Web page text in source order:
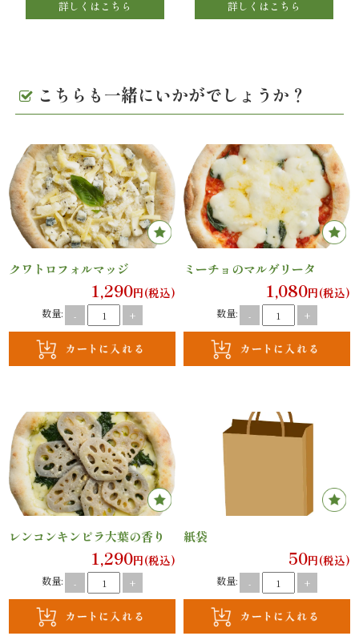
利
用・
店
舗
案
類
ら
選
ぶ
幕
内
弁
詳しくはこちら 詳しくはこちら
こちらも一緒にいかがでしょうか？
クワトロフォルマッジ
1,290円(税込)
数量: - +
ミーチョのマルゲリータ
1,080円(税込)
数量: - +
レンコンキンピラ大葉の香り
1,290円(税込)
数量: - +
紙袋
50円(税込)
数量: - +